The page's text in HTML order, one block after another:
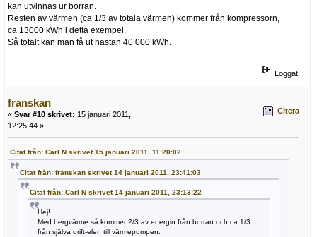
kan utvinnas ur borran.
Resten av värmen (ca 1/3 av totala värmen) kommer från kompressorn,
ca 13000 kWh i detta exempel.
Så totalt kan man få ut nästan 40 000 kWh.
Loggat
franskan
« Svar #10 skrivet: 15 januari 2011,
12:25:44 »
Citera
Citat från: Carl N skrivet 15 januari 2011, 11:20:02
Citat från: franskan skrivet 14 januari 2011, 23:41:03
Citat från: Carl N skrivet 14 januari 2011, 23:13:22
Hej!
Med bergvärme så kommer 2/3 av energin från borran och ca 1/3
från själva drift-elen till värmepumpen.